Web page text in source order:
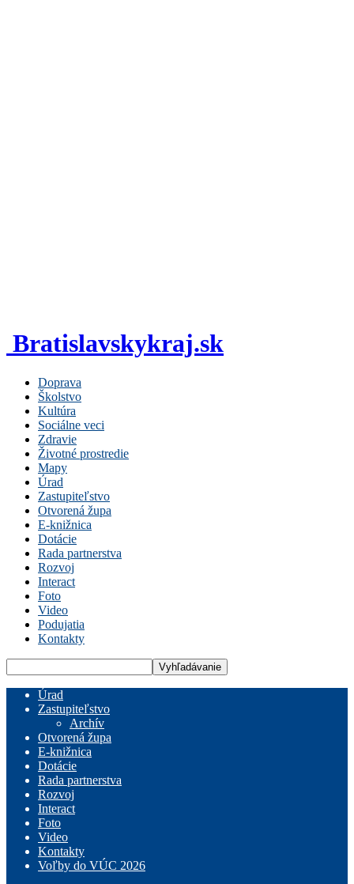
Bratislavskykraj.sk
Doprava
Školstvo
Kultúra
Sociálne veci
Zdravie
Životné prostredie
Mapy
Úrad
Zastupiteľstvo
Otvorená župa
E-knižnica
Dotácie
Rada partnerstva
Rozvoj
Interact
Foto
Video
Podujatia
Kontakty
Úrad
Zastupiteľstvo
Archív
Otvorená župa
E-knižnica
Dotácie
Rada partnerstva
Rozvoj
Interact
Foto
Video
Kontakty
Voľby do VÚC 2026